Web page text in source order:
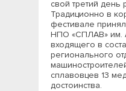
свой третий день
Традиционно в
фестивале
НПО «СПЛАВ» им.
входящего в
регионального
сплавовцев 13
достоинства.